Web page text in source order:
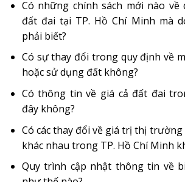
Có những chính sách mới nào về
đất đai tại TP. Hồ Chí Minh mà
phải biết?
Có sự thay đổi trong quy định về
hoặc sử dụng đất không?
Có thông tin về giá cả đất đai
đây không?
Có các thay đổi về giá trị thị trường
khác nhau trong TP. Hồ Chí Minh
Quy trình cập nhật thông tin về